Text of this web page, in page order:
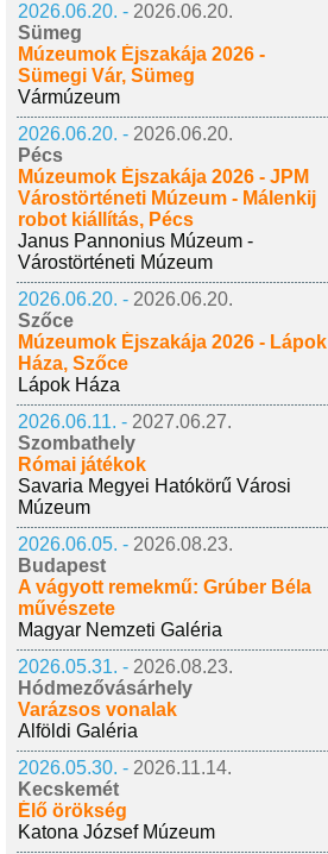
2026.06.20. - 2026.06.20.
Sümeg
Múzeumok Éjszakája 2026 -
Sümegi Vár, Sümeg
Vármúzeum
2026.06.20. - 2026.06.20.
Pécs
Múzeumok Éjszakája 2026 - JPM
Várostörténeti Múzeum - Málenkij
robot kiállítás, Pécs
Janus Pannonius Múzeum -
Várostörténeti Múzeum
2026.06.20. - 2026.06.20.
Szőce
Múzeumok Éjszakája 2026 - Lápok
Háza, Szőce
Lápok Háza
2026.06.11. - 2027.06.27.
Szombathely
Római játékok
Savaria Megyei Hatókörű Városi
Múzeum
2026.06.05. - 2026.08.23.
Budapest
A vágyott remekmű: Grúber Béla
művészete
Magyar Nemzeti Galéria
2026.05.31. - 2026.08.23.
Hódmezővásárhely
Varázsos vonalak
Alföldi Galéria
2026.05.30. - 2026.11.14.
Kecskemét
Élő örökség
Katona József Múzeum